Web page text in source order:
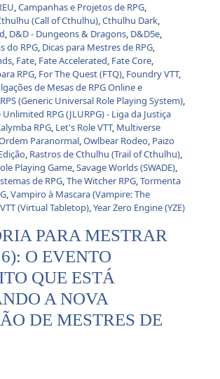
,Campanhas e Projetos de RPG,
(Call of Cthulhu),Cthulhu Dark,
, D&D - Dungeons & Dragons, D&D5e,
do RPG, Dicas para Mestres de RPG,
, Fate, Fate Accelerated, Fate Core,
RPG, For The Quest (FTQ), Foundry VTT,
de Mesas de RPG Online e
(Generic Universal Role Playing System),
RPG (JLURPG) - Liga da Justiça
RPG, Let's Role VTT, Multiverse
Paranormal,Owlbear Rodeo, Paizo
, Rastros de Cthulhu (Trail of Cthulhu),
Playing Game,Savage Worlds (SWADE),
de RPG,The Witcher RPG,Tormenta
,Vampiro à Mascara (Vampire: The
VTT (Virtual Tabletop),Year Zero Engine (YZE)
PARA MESTRAR
O EVENTO
QUE ESTÁ
A NOVA
DE MESTRES DE